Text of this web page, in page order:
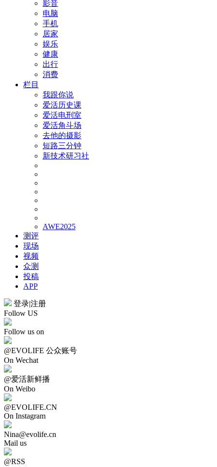
影音
电脑
手机
居家
娱乐
健康
出行
消费
栏目
我跟你说
爱活历史课
爱活电刑室
爱活角斗场
去他的摄影
短路三分钟
新技术研习社
AWE2025
测评
现场
视频
众测
投稿
APP
登录|注册
Follow US
Follow us on
@EVOLIFE 公众账号
On Wechat
@爱活新鲜播
On Weibo
@EVOLIFE.CN
On Instagram
Nina@evolife.cn
Mail us
@RSS